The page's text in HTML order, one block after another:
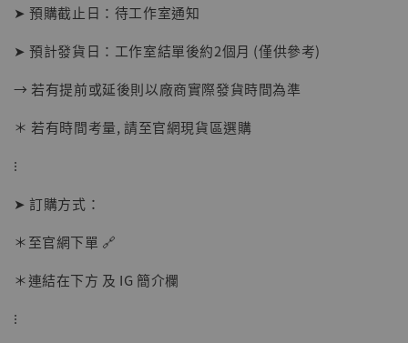
➤ 預購截止日：待工作室通知
➤ 預計發貨日：工作室結單後約2個月 (僅供參考)
→ 若有提前或延後則以廠商實際發貨時間為準
＊ 若有時間考量, 請至官網現貨區選購
⁝
➤ 訂購方式：
＊至官網下單 🔗
＊連結在下方 及 IG 簡介欄
⁝